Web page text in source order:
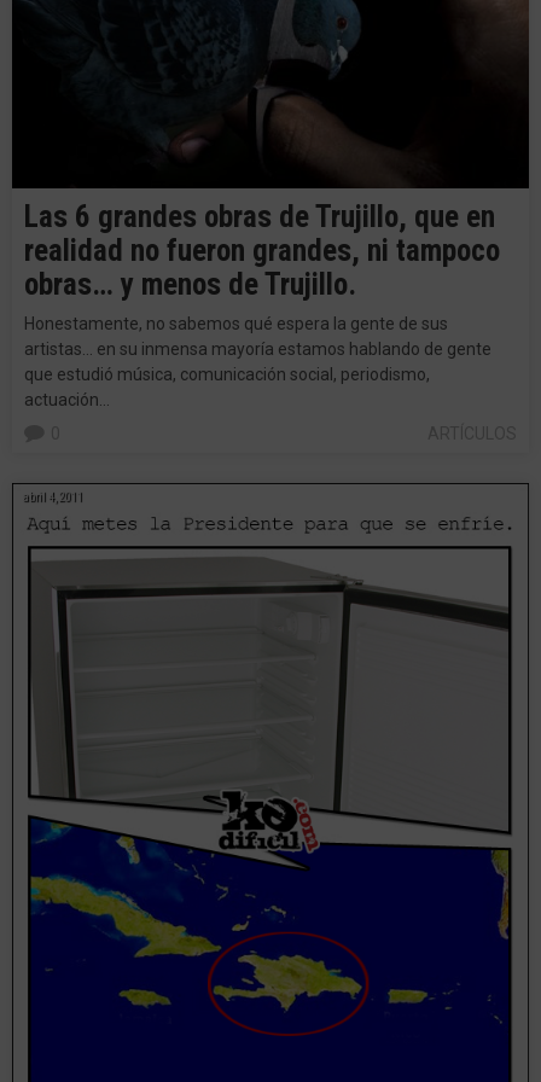
Las 6 grandes obras de Trujillo, que en
realidad no fueron grandes, ni tampoco
obras… y menos de Trujillo.
Honestamente, no sabemos qué espera la gente de sus
artistas… en su inmensa mayoría estamos hablando de gente
que estudió música, comunicación social, periodismo,
actuación…
abril 4, 2011